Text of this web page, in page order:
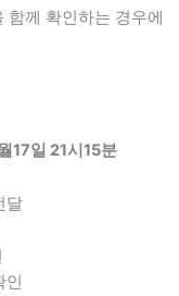
함께 확인하는 경우에
17일 21시15분
달
인